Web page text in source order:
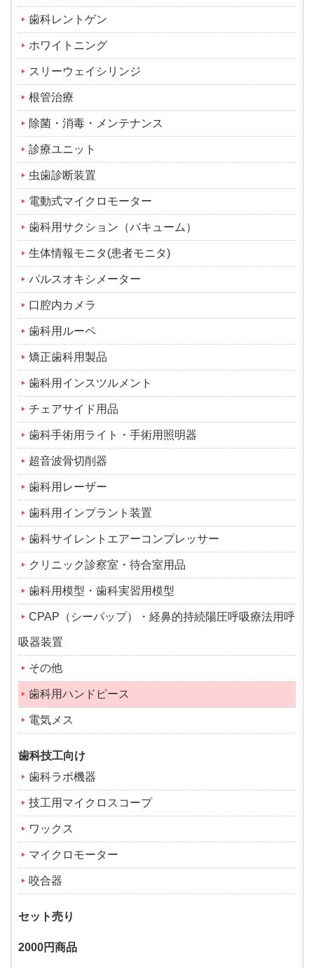
歯科レントゲン
ホワイトニング
スリーウェイシリンジ
根管治療
除菌・消毒・メンテナンス
診療ユニット
虫歯診断装置
電動式マイクロモーター
歯科用サクション（バキューム）
生体情報モニタ(患者モニタ)
パルスオキシメーター
口腔内カメラ
歯科用ルーペ
矯正歯科用製品
歯科用インスツルメント
チェアサイド用品
歯科手術用ライト・手術用照明器
超音波骨切削器
歯科用レーザー
歯科用インプラント装置
歯科サイレントエアーコンプレッサー
クリニック診察室・待合室用品
歯科用模型・歯科実習用模型
CPAP（シーパップ）・経鼻的持続陽圧呼吸療法用呼
吸器装置
その他
歯科用ハンドピース
電気メス
歯科技工向け
歯科ラボ機器
技工用マイクロスコープ
ワックス
マイクロモーター
咬合器
セット売り
2000円商品